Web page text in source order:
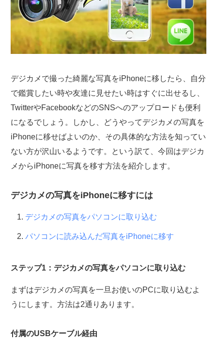
デジカメで撮った綺麗な写真をiPhoneに移したら、自分
で鑑賞したい時や友達に見せたい時はすぐに出せるし、
TwitterやFacebookなどのSNSへのアップロードも便利
になるでしょう。しかし、どうやってデジカメの写真を
iPhoneに移せばよいのか、その具体的な方法を知ってい
ない方が沢山いるようです。という訳て、今回はデジカ
メからiPhoneに写真を移す方法を紹介します。
デジカメの写真をiPhoneに移すには
デジカメの写真をパソコンに取り込む
パソコンに読み込んだ写真をiPhoneに移す
ステップ1：デジカメの写真をパソコンに取り込む
まずはデジカメの写真を一旦お使いのPCに取り込むよ
うにします。方法は2通りあります。
付属のUSBケーブル経由